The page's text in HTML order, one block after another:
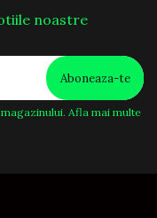
noastre
Afla mai multe